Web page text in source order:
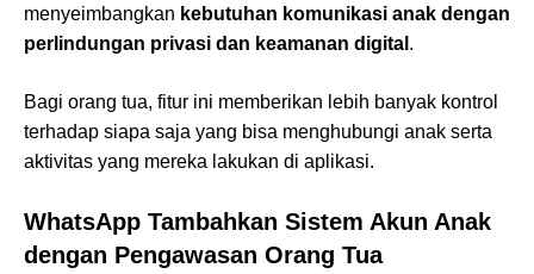
menyeimbangkan kebutuhan komunikasi anak dengan
perlindungan privasi dan keamanan digital .
Bagi orang tua, fitur ini memberikan lebih banyak kontrol
terhadap siapa saja yang bisa menghubungi anak serta
aktivitas yang mereka lakukan di aplikasi.
WhatsApp Tambahkan Sistem Akun Anak
dengan Pengawasan Orang Tua